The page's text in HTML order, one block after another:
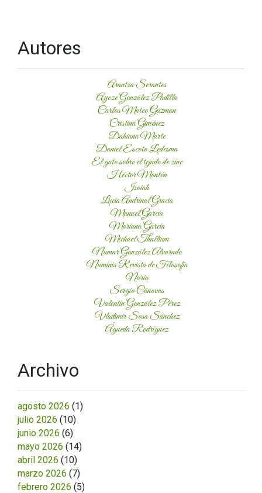
Autores
Arantxa Serantes
Ayoze González Padilla
Carlos Mateo Guzman
Cristina Giménez
Dahiana Marte
Daniel Escoto Ledesma
El gato sobre el tejado de zinc
Héctor Montón
Isaiah
Lucía Andrinal Gracia
Manuel García
Mariana García
Michael Thallium
Numar González Alvarado
Numinis Revista de Filosofía
Nuria
Sergio Cánovas
Valentín González Pérez
Vladimir Sosa Sánchez
Águeda Rodríguez
Archivo
agosto 2026 (1)
julio 2026 (10)
junio 2026 (6)
mayo 2026 (14)
abril 2026 (10)
marzo 2026 (7)
febrero 2026 (5)